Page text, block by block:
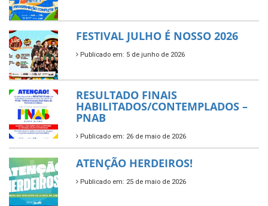
FESTIVAL JULHO É NOSSO 2026
Publicado em: 5 de junho de 2026
RESULTADO FINAIS
HABILITADOS/CONTEMPLADOS –
PNAB
Publicado em: 26 de maio de 2026
ATENÇÃO HERDEIROS!
Publicado em: 25 de maio de 2026